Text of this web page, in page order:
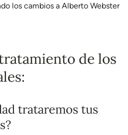
los cambios a Alberto Webster
de los
trataremos tus